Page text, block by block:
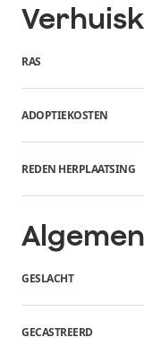
RAS
ADOPTIEKOSTEN
REDEN HERPLAATSING
GESLACHT
GECASTREERD